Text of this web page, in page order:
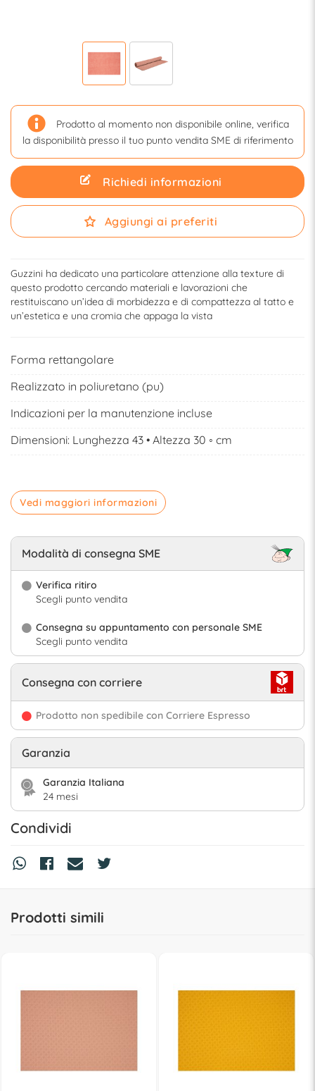
Prodotto al momento non disponibile online, verifica
la disponibilità presso il tuo punto vendita SME di riferimento
Richiedi informazioni
Aggiungi ai preferiti
Guzzini ha dedicato una particolare attenzione alla texture di
questo prodotto cercando materiali e lavorazioni che
restituiscano un’idea di morbidezza e di compattezza al tatto e
un’estetica e una cromia che appaga la vista
Forma rettangolare
Realizzato in poliuretano (pu)
Indicazioni per la manutenzione incluse
Dimensioni: Lunghezza 43 • Altezza 30 ◦ cm
Vedi maggiori informazioni
Modalità di consegna SME
Verifica ritiro
Scegli punto vendita
Consegna su appuntamento con personale SME
Scegli punto vendita
Consegna con corriere
Prodotto non spedibile con Corriere Espresso
Garanzia
Garanzia Italiana
24 mesi
Condividi
Prodotti simili